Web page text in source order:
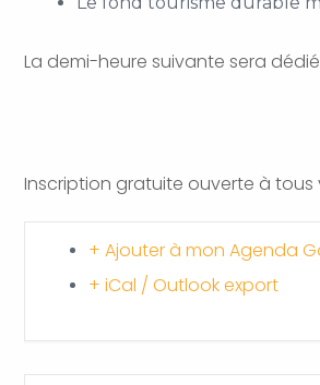
La demi-heure suivante sera
Inscription gratuite ouverte à tous
+ Ajouter à mon Agenda
+ iCal / Outlook export